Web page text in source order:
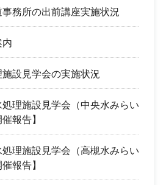
務所の出前講座実施状況
内
設見学会の実施状況
理施設見学会（中央水みらい
報告】
理施設見学会（高槻水みらい
報告】